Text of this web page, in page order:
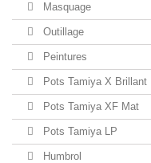
Masquage
Outillage
Peintures
Pots Tamiya X Brillant
Pots Tamiya XF Mat
Pots Tamiya LP
Humbrol